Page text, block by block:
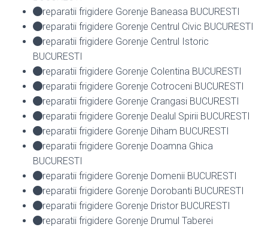
reparatii frigidere Gorenje Baneasa BUCURESTI
reparatii frigidere Gorenje Centrul Civic BUCURESTI
reparatii frigidere Gorenje Centrul Istoric
BUCURESTI
reparatii frigidere Gorenje Colentina BUCURESTI
reparatii frigidere Gorenje Cotroceni BUCURESTI
reparatii frigidere Gorenje Crangasi BUCURESTI
reparatii frigidere Gorenje Dealul Spirii BUCURESTI
reparatii frigidere Gorenje Diham BUCURESTI
reparatii frigidere Gorenje Doamna Ghica
BUCURESTI
reparatii frigidere Gorenje Domenii BUCURESTI
reparatii frigidere Gorenje Dorobanti BUCURESTI
reparatii frigidere Gorenje Dristor BUCURESTI
reparatii frigidere Gorenje Drumul Taberei